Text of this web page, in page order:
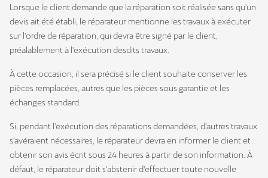
Lorsque le client demande que la réparation soit réalisée sans qu'un
devis ait été établi, le réparateur mentionne les travaux à exécuter
sur l'ordre de réparation, qui devra être signé par le client,
préalablement à l'exécution desdits travaux.
À cette occasion, il sera précisé si le client souhaite conserver les
pièces remplacées, autres que les pièces sous garantie et les
échanges standard.
Si, pendant l'exécution des réparations demandées, d'autres travaux
s'avéraient nécessaires, le réparateur devra en informer le client et
obtenir son avis écrit sous 24 heures à partir de son information. À
défaut, le réparateur doit s'abstenir d'effectuer toute nouvelle